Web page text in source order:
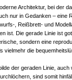
Architektur, bei der
nur in Gedanken – eine
, Reißbrett- und
ist. Die gerade Linie ist
sondern eine
vielmehr die
der geraden Linie,
sind somit